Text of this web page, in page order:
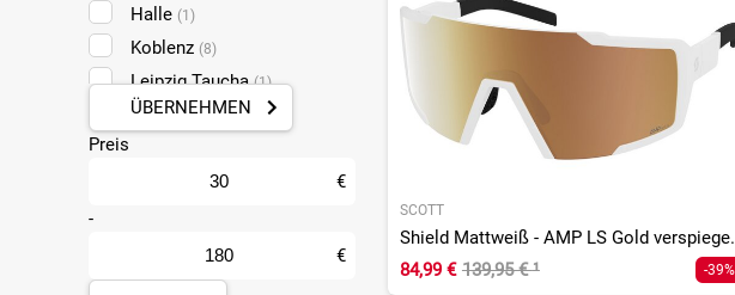
Halle (1)
Koblenz (8)
Leipzig Taucha(1)
Ludwigshafen(4)
Mülheim-Kärlich
Pforzheim(3)
Plankstadt(2)
ÜBERNEHMEN
Preis
€
-
€
SCOTT
Shield
84,99 € 139,95 €¹ -39%